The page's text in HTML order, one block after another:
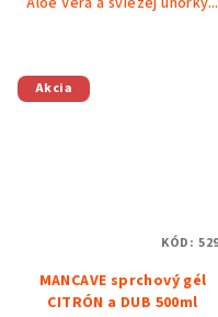
Akcia
MANCAVE sprchový gél
CITRÓN a DUB 500ml
KÓD: